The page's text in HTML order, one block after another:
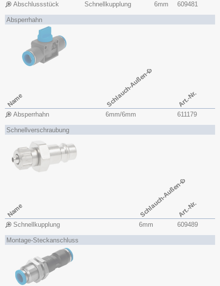
Abschlussstück Schnellkupplung 6mm 609481
Absperrhahn
Name Schlauch-Außen-Ø Art.-Nr.
Absperrhahn 6mm/6mm 611179
Schnellverschraubung
Name Schlauch-Außen-ØArt.-Nr.
Schnellkupplung 6mm 609489
Montage-Steckanschluss